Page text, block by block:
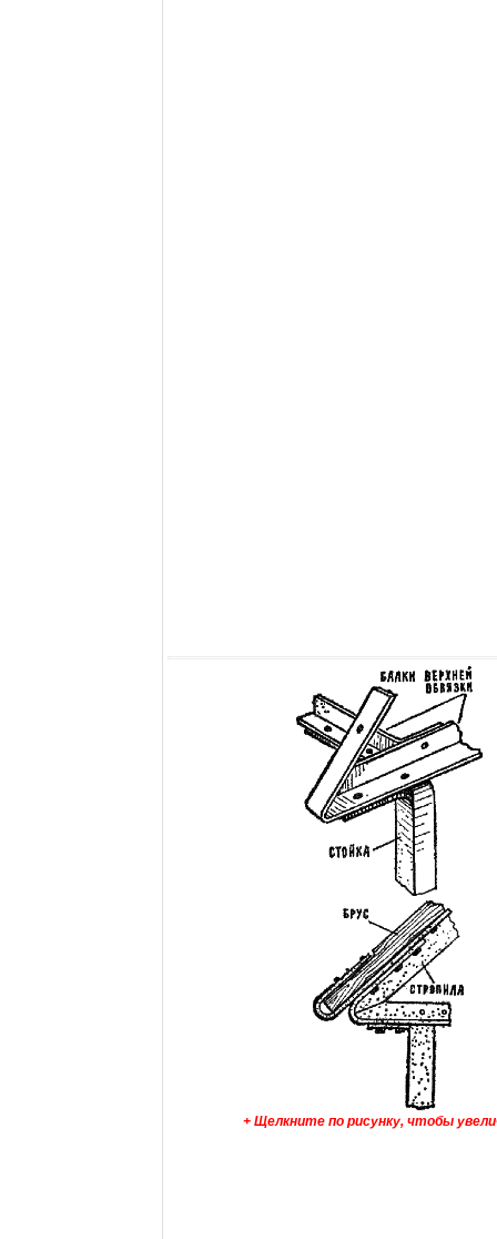
+ Щелкните по рисунку, чтобы